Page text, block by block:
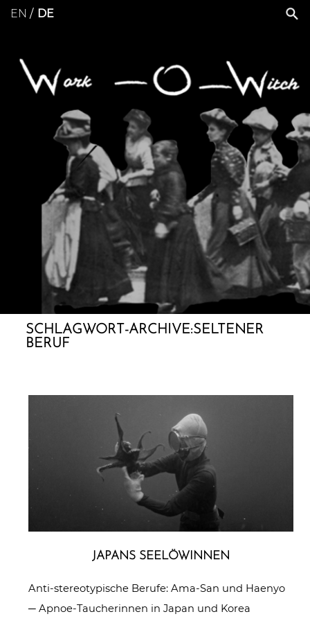
EN DE
SCHLAGWORT-ARCHIVE:SELTENER
BERUF
JAPANS SEE­LÖ­WIN­NEN
Anti-stereotypische Berufe: Ama-San und Haenyo
─ Apnoe-Taucherinnen in Japan und Korea